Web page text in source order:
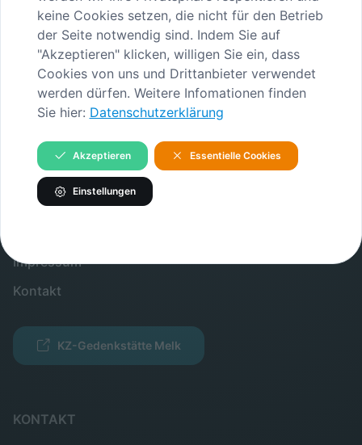
INHALTE
Gedenkstätte
Verein
INFORMATIONEN
Verein
Impressum
Kontakt
KZ-Gedenkstätte Melk
KONTAKT
keine Cookies setzen, die nicht für den Betrieb
der Seite notwendig sind. Indem Sie auf
"Akzeptieren" klicken, willigen Sie ein, dass
Cookies von uns und Drittanbieter verwendet
werden dürfen. Weitere Infomationen finden
Sie hier: Datenschutzerklärung
Akzeptieren Essentielle Cookies
Einstellungen